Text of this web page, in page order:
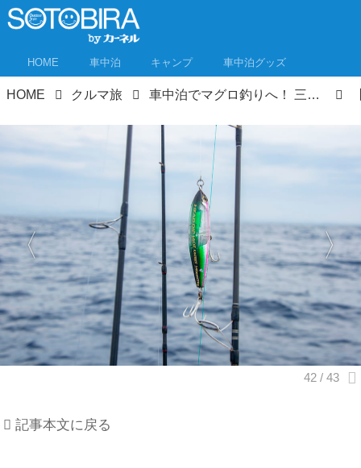
HOME 車中泊 キャンプ 車中泊グッズ
HOME クルマ旅 車中泊でマグロ釣りへ！ 三重県伊勢志摩で釣って食べて大満足の旅【車中泊女子さおりんご】
記事本文に戻る